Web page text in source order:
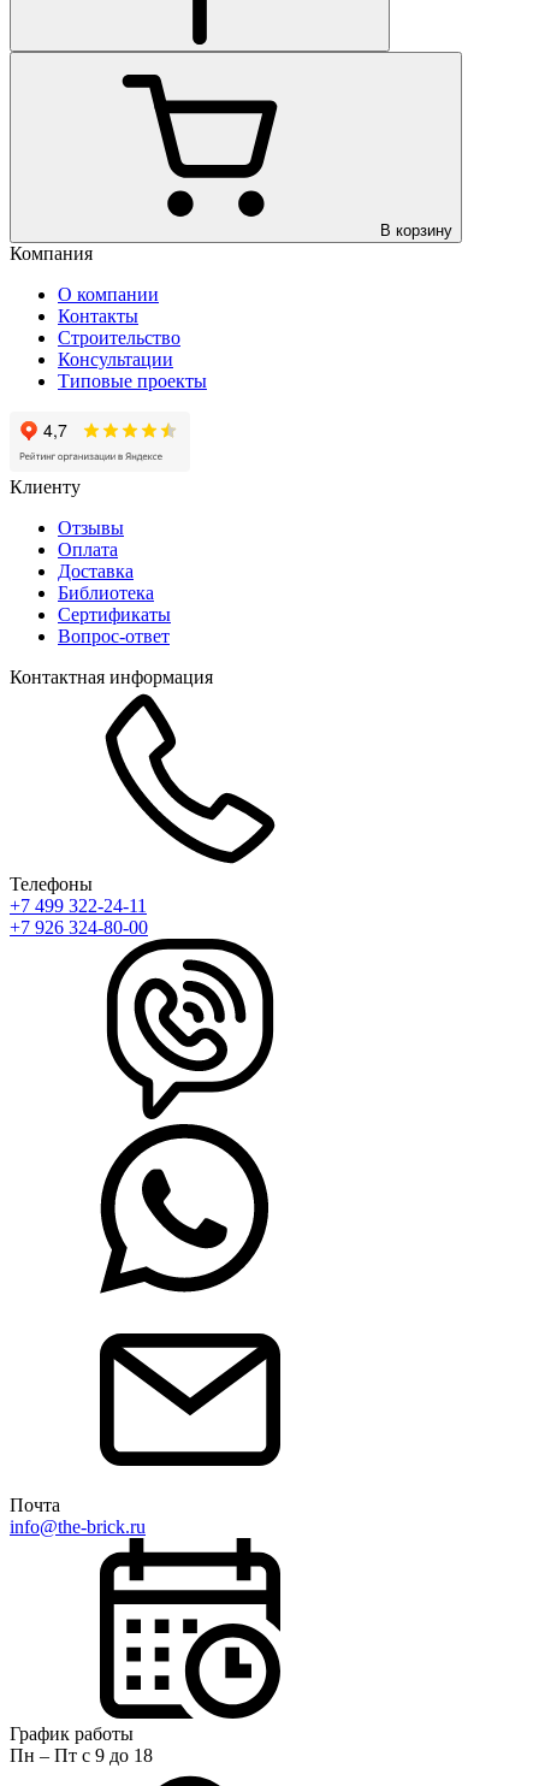
В корзину
Компания
О компании
Контакты
Строительство
Консультации
Типовые проекты
Клиенту
Отзывы
Оплата
Доставка
Библиотека
Сертификаты
Вопрос-ответ
Контактная информация
Телефоны
+7 499 322-24-11
+7 926 324-80-00
Почта
info@the-brick.ru
График работы
Пн – Пт с 9 до 18